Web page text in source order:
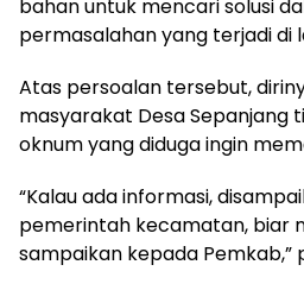
bahan untuk mencari solusi
permasalahan yang terjadi di
Atas persoalan tersebut,
masyarakat Desa Sepanjang
oknum yang diduga ingin
“Kalau ada informasi,
pemerintah kecamatan, biar
sampaikan kepada Pemkab,”